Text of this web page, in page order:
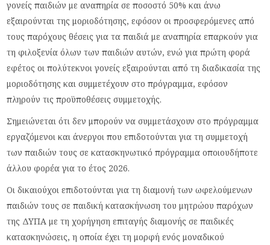
γονείς παιδιών με αναπηρία σε ποσοστό 50% και άνω
εξαιρούνται της μοριοδότησης, εφόσον οι προσφερόμενες από
τους παρόχους θέσεις για τα παιδιά με αναπηρία επαρκούν για
τη φιλοξενία όλων των παιδιών αυτών, ενώ για πρώτη φορά
εφέτος οι πολύτεκνοι γονείς εξαιρούνται από τη διαδικασία της
μοριοδότησης και συμμετέχουν στο πρόγραμμα, εφόσον
πληρούν τις προϋποθέσεις συμμετοχής.
Σημειώνεται ότι δεν μπορούν να συμμετάσχουν στο πρόγραμμα
εργαζόμενοι και άνεργοι που επιδοτούνται για τη συμμετοχή
των παιδιών τους σε κατασκηνωτικό πρόγραμμα οποιουδήποτε
άλλου φορέα για το έτος 2026.
Οι δικαιούχοι επιδοτούνται για τη διαμονή των ωφελούμενων
παιδιών τους σε παιδική κατασκήνωση του μητρώου παρόχων
της ΔΥΠΑ με τη χορήγηση επιταγής διαμονής σε παιδικές
κατασκηνώσεις, η οποία έχει τη μορφή ενός μοναδικού